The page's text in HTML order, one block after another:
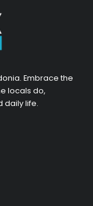
Embrace the
locals do,
daily life.